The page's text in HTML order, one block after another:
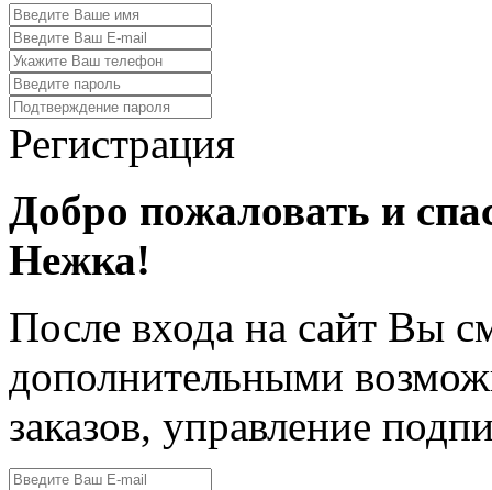
Регистрация
Добро пожаловать и
Нежка!
После входа на сайт Вы
дополнительными
заказов, управление